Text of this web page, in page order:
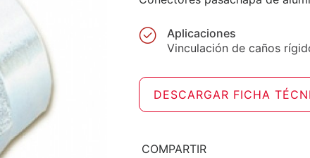
Aplicaciones
Vinculación de caños
DESCARGAR FICHA
COMPARTIR